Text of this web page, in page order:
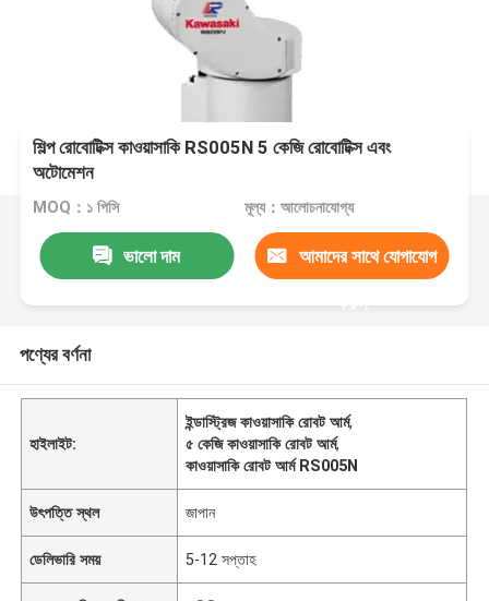
শিল্প রোবোটিক্স কাওয়াসাকি RS005N 5 কেজি রোবোটিক্স এবং
অটোমেশন
MOQ：১ পিসি মূল্য：আলোচনাযোগ্য
ভালো দাম আমাদের সাথে যোগাযোগ
করুন
পণ্যের বর্ণনা
হাইলাইট:
ইন্ডাস্ট্রিজ কাওয়াসাকি রোবট আর্ম,
৫ কেজি কাওয়াসাকি রোবট আর্ম,
কাওয়াসাকি রোবট আর্ম RS005N
উৎপত্তি স্থল জাপান
ডেলিভারি সময় 5-12 সপ্তাহ